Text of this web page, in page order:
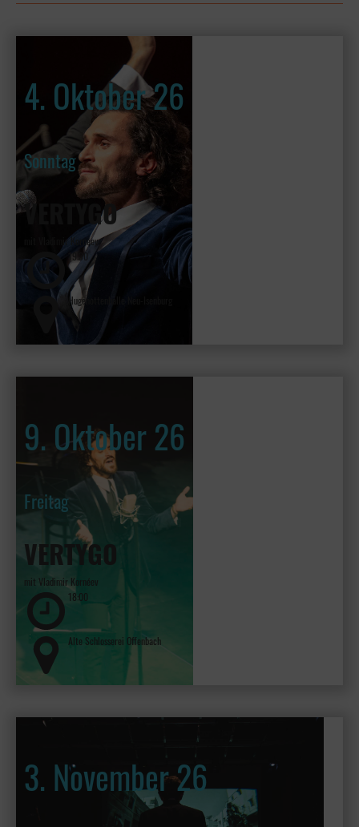
4. Oktober 26
Sonntag
VERTYGO
mit Vladimir Kornéev
19:30
Hugenottenhalle Neu-Isenburg
9. Oktober 26
Freitag
VERTYGO
mit Vladimir Kornéev
18:00
Alte Schlosserei Offenbach
3. November 26